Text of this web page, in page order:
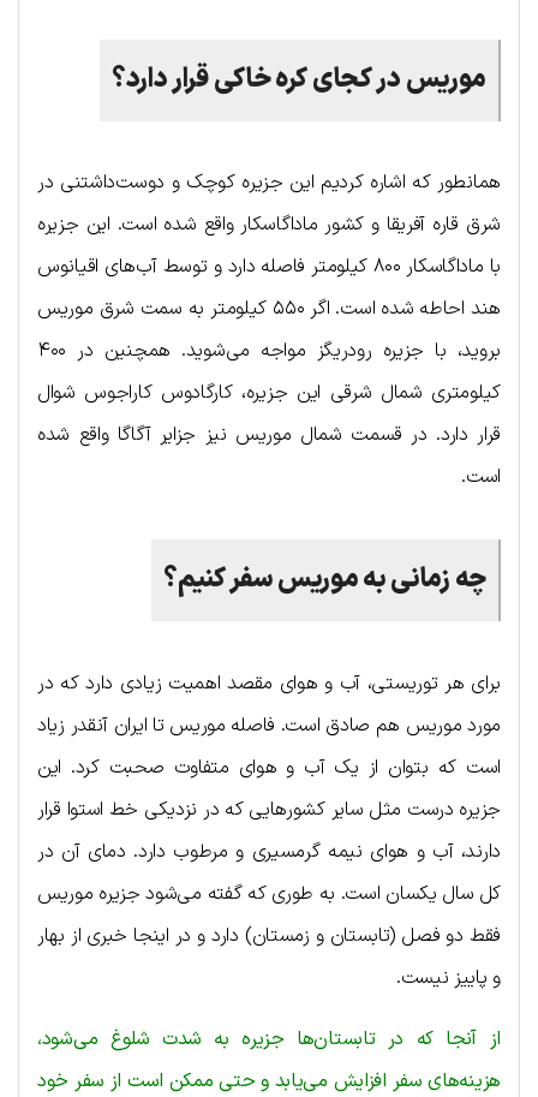
موریسدرکجایکرهخاکیقراردارد؟
همانطور که اشاره کردیم این جزیره کوچک و دوست‌داشتنی در
شرق قاره آفریقا و کشور ماداگاسکار واقع شده است. این جزیره
با ماداگاسکار ۸۰۰ کیلومتر فاصله دارد و توسط آب‌های اقیانوس
هند احاطه شده است. اگر ۵۵۰ کیلومتر به سمت شرق موریس
بروید، با جزیره رودریگز مواجه می‌شوید. همچنین در ۴۰۰
کیلومتری شمال شرقی این جزیره، کارگادوس کاراجوس شوال
قرار دارد. در قسمت شمال موریس نیز جزایر آگاگا واقع شده
است.
چهزمانیبهموریسسفرکنیم؟
برای هر توریستی، آب و هوای مقصد اهمیت زیادی دارد که در
مورد موریس هم صادق است. فاصله موریس تا ایران آنقدر زیاد
است که بتوان از یک آب و هوای متفاوت صحبت کرد. این
جزیره درست مثل سایر کشورهایی که در نزدیکی خط استوا قرار
دارند، آب و هوای نیمه گرمسیری و مرطوب دارد. دمای آن در
کل سال یکسان است. به طوری که گفته می‌شود جزیره موریس
فقط دو فصل (تابستان و زمستان) دارد و در اینجا خبری از بهار
و پاییز نیست.
از آنجا که در تابستان‌ها جزیره به شدت شلوغ می‌شود،
هزینه‌های سفر افزایش می‌یابد و حتی ممکن است از سفر خود